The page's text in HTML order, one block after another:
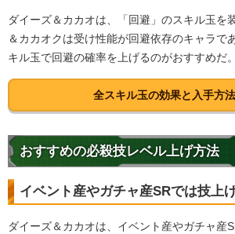
ダイーズ＆カカオは、「回避」のスキル玉を
＆カカオクは受け性能が回避依存のキャラで
キル玉で回避の確率を上げるのがおすすめだ。
全スキル玉の効果と入手方
おすすめの必殺技レベル上げ方法
イベント産やガチャ産SRでは技上
ダイーズ＆カカオは、イベント産やガチャ産